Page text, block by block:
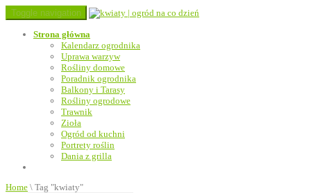
Toggle navigation
Strona główna
Kalendarz ogrodnika
Uprawa warzyw
Rośliny domowe
Poradnik ogrodnika
Balkony i Tarasy
Rośliny ogrodowe
Trawnik
Zioła
Ogród od kuchni
Portrety roślin
Dania z grilla
Home \ Tag "kwiaty"